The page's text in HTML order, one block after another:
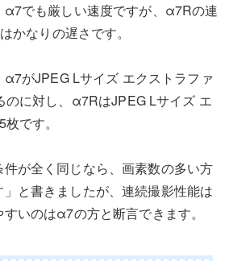
α7でも厳しい速度ですが、α7Rの連
かなりの遅さです。
がJPEG Lサイズ エクストラファ
のに対し、α7RはJPEG Lサイズ エ
です。
が全く同じなら、画素数の多い方
と書きましたが、連続撮影性能は
いのはα7の方と断言できます。